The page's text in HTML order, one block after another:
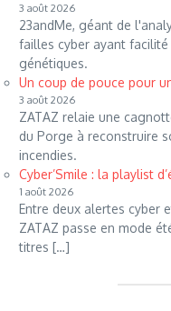
3 août 2026
23andMe, géant de
failles cyber ayant
génétiques.
Un coup de pouce pour
3 août 2026
ZATAZ relaie une
du Porge à reconstruire
incendies.
Cyber’Smile : la playlist
1 août 2026
Entre deux alertes cyber
ZATAZ passe en mode
titres […]